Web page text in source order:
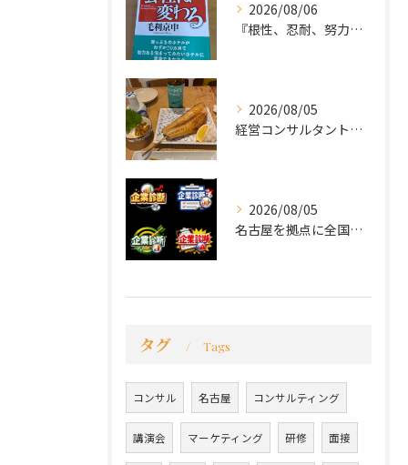
2026/08/06
『根性、忍耐、努力という言葉は死語なのか』
2026/08/05
経営コンサルタントのモーちゃん・毛利京申です。
2026/08/05
名古屋を拠点に全国で活動する 経営コンサルタントの 毛利京申...
タグ Tags
コンサル 名古屋 コンサルティング
講演会 マーケティング 研修 面接